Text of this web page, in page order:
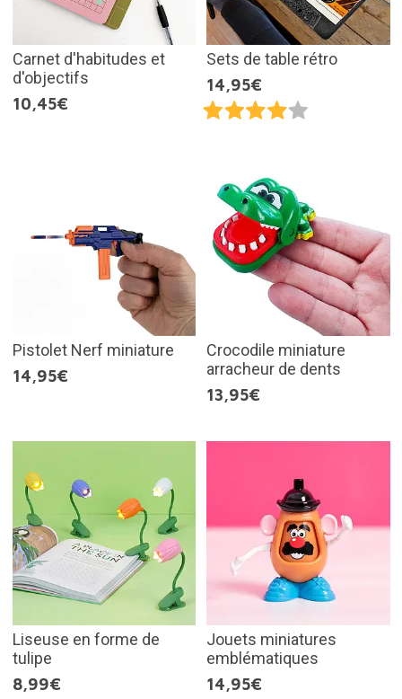
Carnet d'habitudes et
d'objectifs
10,45€
Sets de table rétro
14,95€
Pistolet Nerf miniature
14,95€
Crocodile miniature
arracheur de dents
13,95€
Liseuse en forme de
tulipe
8,99€
Jouets miniatures
emblématiques
14,95€